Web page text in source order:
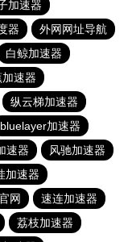
加速器
器
外网网址导航
白鲸加速器
速器
纵云梯加速器
bluelayer加速器
速器
风驰加速器
加速器
网
速连加速器
荔枝加速器